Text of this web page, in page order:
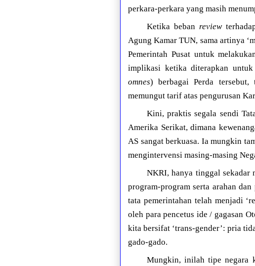
perkara-perkara yang masih
Ketika bebanreview
Agung Kamar TUN, sama artinya
Pemerintah Pusat untuk
implikasi ketika diterapkan
omnes) berbagai Perda tersebut,
memungut tarif atas pengurusan
Kini, praktis segala sendi
Amerika Serikat, dimana
AS sangat berkuasa. Ia mungkin
mengintervensi masing-masing
NKRI, hanya tinggal sekadar
program-program serta arahan
tata pemerintahan telah menjadi
oleh para pencetus ide / gagasan
kita bersifat ‘trans-gender’: pria
gado-gado.
Mungkin, inilah tipe negara